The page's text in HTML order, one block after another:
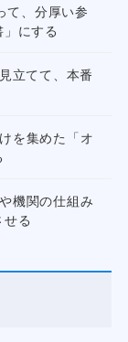
、分厚い参
にする
立てて、本番
を集めた「オ
機関の仕組み
る